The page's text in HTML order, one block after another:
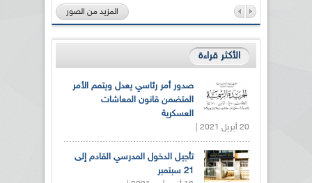
المزيد من الصور
الأكثر قراءة
صدور أمر رئاسي يعدل ويتمم الأمر
المتضمن قانون المعاشات
العسكرية
20 أبريل 2021 |
تأجيل الدخول المدرسي القادم إلى
21 سبتمبر